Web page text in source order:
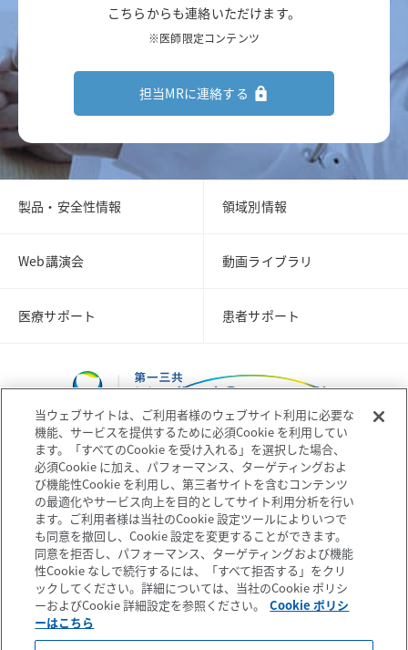
こちらからも連絡いただけます。
※医師限定コンテンツ
担当MRに連絡する
製品・安全性情報 領域別情報
Web講演会 動画ライブラリ
医療サポート 患者サポート
コーポレートサイト 企業情報
個人情報の取扱いについて プライバシーポリシー
ソーシャルメディアポリシー ご利用条件
当ウェブサイトは、ご利用者様のウェブサイト利用に必要な
機能、サービスを提供するために必須Cookie を利用してい
ます。「すべてのCookie を受け入れる」を選択した場合、
必須Cookie に加え、パフォーマンス、ターゲティングおよ
び機能性Cookie を利用し、第三者サイトを含むコンテンツ
の最適化やサービス向上を目的としてサイト利用分析を行い
ます。ご利用者様は当社のCookie 設定ツールによりいつで
も同意を撤回し、Cookie 設定を変更することができます。
同意を拒否し、パフォーマンス、ターゲティングおよび機能
性Cookie なしで続行するには、「すべて拒否する」をクリ
ックしてください。詳細については、当社のCookie ポリシ
ーおよびCookie 詳細設定を参照ください。
Cookie ポリシ
ーはこちら